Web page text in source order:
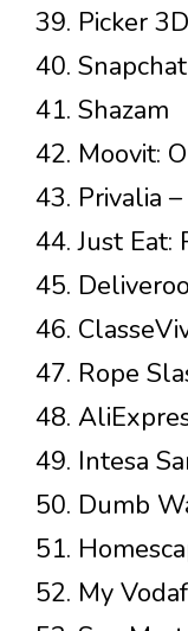
39. Picker 3D
40. Snapchat
41. Shazam
42. Moovit:
43. Privalia
44. Just Eat:
45. Deliveroo
46.
47. Rope
48.
49. Intesa
50. Dumb
51.
52. My